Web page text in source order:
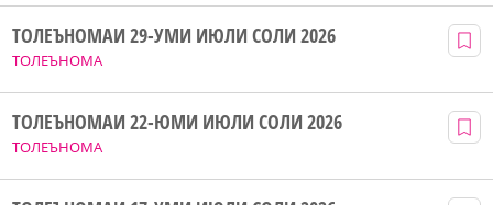
ТОЛЕЪНОМА
ТОЛЕЪНОМАИ 29-УМИ ИЮЛИ СОЛИ 2026
ТОЛЕЪНОМА
ТОЛЕЪНОМАИ 22-ЮМИ ИЮЛИ СОЛИ 2026